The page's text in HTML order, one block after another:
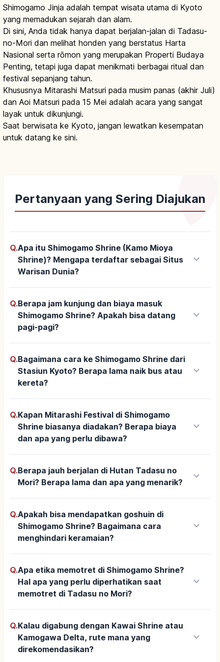
Shimogamo Jinja adalah tempat wisata utama di Kyoto
yang memadukan sejarah dan alam.
Di sini, Anda tidak hanya dapat berjalan-jalan di Tadasu-
no-Mori dan melihat honden yang berstatus Harta
Nasional serta rōmon yang merupakan Properti Budaya
Penting, tetapi juga dapat menikmati berbagai ritual dan
festival sepanjang tahun.
Khususnya Mitarashi Matsuri pada musim panas (akhir Juli)
dan Aoi Matsuri pada 15 Mei adalah acara yang sangat
layak untuk dikunjungi.
Saat berwisata ke Kyoto, jangan lewatkan kesempatan
untuk datang ke sini.
Pertanyaan yang Sering Diajukan
Q.Apa itu Shimogamo Shrine (Kamo Mioya
Shrine)? Mengapa terdaftar sebagai Situs
Warisan Dunia?
keyboard_arrow_down
Q.Berapa jam kunjung dan biaya masuk
Shimogamo Shrine? Apakah bisa datang
pagi-pagi?
keyboard_arrow_down
Q.Bagaimana cara ke Shimogamo Shrine dari
Stasiun Kyoto? Berapa lama naik bus atau
kereta?
keyboard_arrow_down
Q.Kapan Mitarashi Festival di Shimogamo
Shrine biasanya diadakan? Berapa biaya
dan apa yang perlu dibawa?
keyboard_arrow_down
Q.Berapa jauh berjalan di Hutan Tadasu no
Mori? Berapa lama dan apa yang menarik?
keyboard_arrow_down
Q.Apakah bisa mendapatkan goshuin di
Shimogamo Shrine? Bagaimana cara
menghindari keramaian?
keyboard_arrow_down
Q.Apa etika memotret di Shimogamo Shrine?
Hal apa yang perlu diperhatikan saat
memotret di Tadasu no Mori?
keyboard_arrow_down
Q.Kalau digabung dengan Kawai Shrine atau
Kamogawa Delta, rute mana yang
direkomendasikan?
keyboard_arrow_down